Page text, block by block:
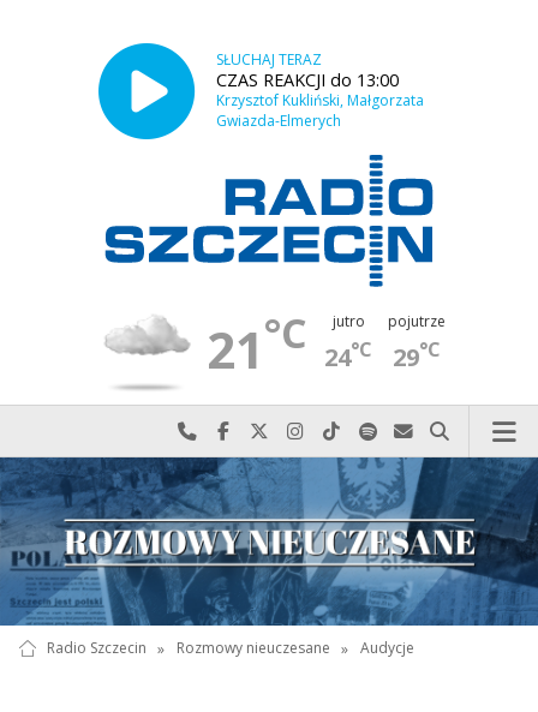
SŁUCHAJ TERAZ
CZAS REAKCJI do 13:00
Krzysztof Kukliński, Małgorzata
Gwiazda-Elmerych
21°C jutro
24°C
pojutrze
29°C
Najlepiej po prostu do nas zadzwoń
Odwiedź nas na Facebook-u
Odwiedź nas na X
Odwiedź nas na Instagram-ie
Odwiedź nas na TikTok-u
Szukaj nas na Spotify
Wyślij do nas
Szukaj
Radio Szczecin » Rozmowy nieuczesane » Audycje